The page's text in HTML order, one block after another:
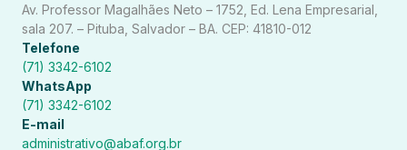
Av. Professor Magalhães Neto – 1752, Ed. Lena Empresarial,
sala 207. – Pituba, Salvador – BA. CEP: 41810-012
Telefone
(71) 3342-6102
WhatsApp
(71) 3342-6102
E-mail
administrativo@abaf.org.br